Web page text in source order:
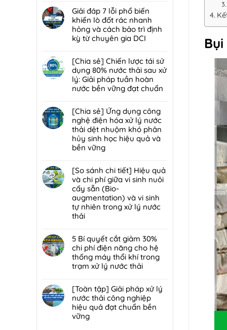
nghệ
Biofilter
kết
hợp
lọc:
Xử
lý
mùi
trung
chuyển
rác
hiệu
quả,
chuẩn
2026
có
bình
luận
ở
Giải
xử
lý
bùn
thải
hại:
Ép
bùn
khung
bản
hay
bùn
ly
tâm
tối
ưu
hơn
nhà
máy
quy
mô
vừa?
Giải đáp 7 lỗi phổ biến
khiến lò đốt rác nhanh
hỏng và cách bảo trì định
kỳ từ chuyên gia DCI
có
bình
luận
ở
Giải
7
lỗi
phổ
biến
khiến
đốt
rác
nhanh
hỏng
và
cách
bảo
định
kỳ
từ
chuyên
DCI
[Chia sẻ] Chiến lược tái sử
dụng 80% nước thải sau xử
lý: Giải pháp tuần hoàn
nước bền vững đạt chuẩn
có
bình
luận
ở
[Chia
sẻ]
lược
tái
sử
dụng
80%
nước
sau
xử
lý:
Giải
pháp
hoàn
nước
bền
vững
[Chia sẻ] Ứng dụng công
nghệ điện hóa xử lý nước
thải dệt nhuộm khó phân
hủy sinh học hiệu quả và
bền vững
có
bình
luận
ở
[Chia
sẻ]
Ứng
công
nghệ
điện
hóa
lý
nước
thải
dệt
nhuộm
[So sánh chi tiết] Hiệu quả
và chi phí giữa vi sinh nuôi
cấy sẵn (Bio-
augmentation) và vi sinh
tự nhiên trong xử lý nước
thải
có
bình
luận
ở
[So
chi
tiết]
Hiệu
quả
5 Bí quyết cắt giảm 30%
chi phí điện năng cho hệ
thống máy thổi khí trong
trạm xử lý nước thải
có
bình
luận
ở
[Toàn tập] Giải pháp xử lý
nước thải công nghiệp
hiệu quả đạt chuẩn bền
vững